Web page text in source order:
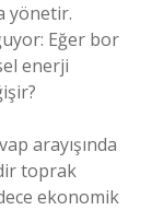
yönetir.
Eğer bor
enerji
arayışında
toprak
ekonomik